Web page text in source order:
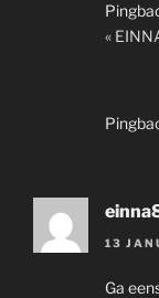
«
13
Ga